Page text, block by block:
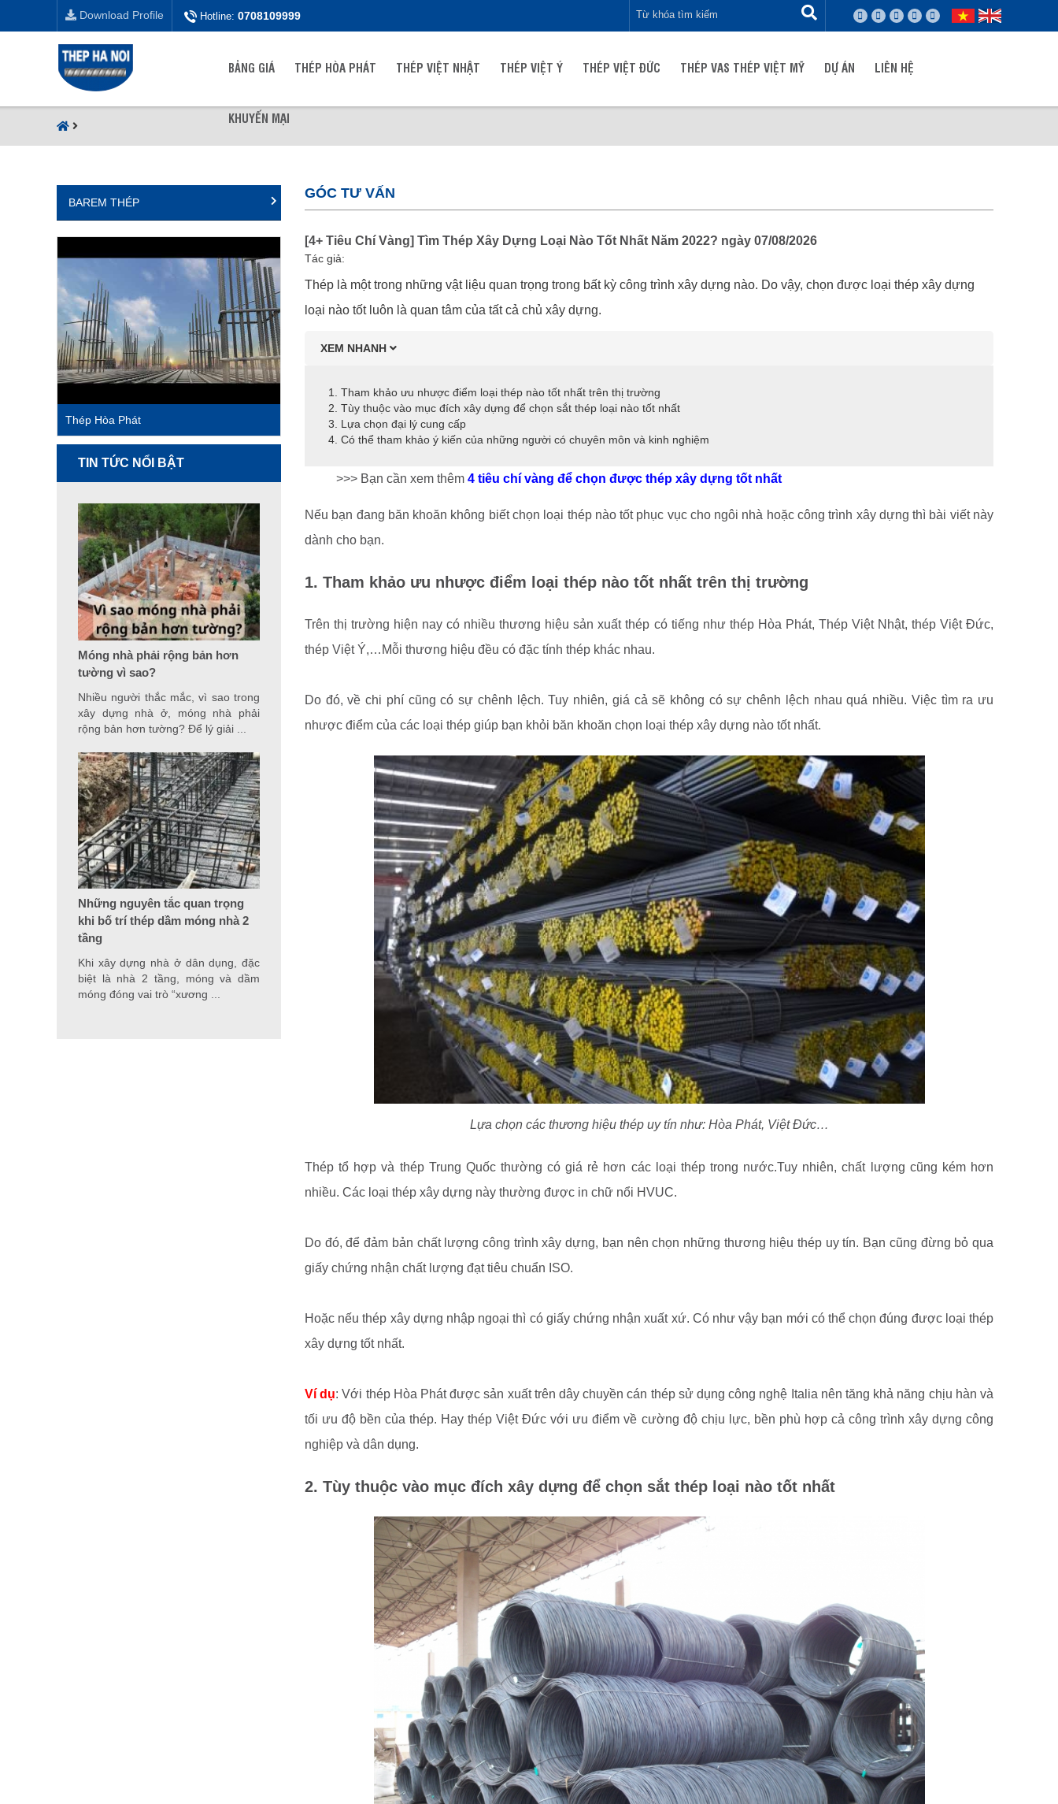
Download Profile Hotline: 0708109999
BẢNG GIÁ THÉP HÒA PHÁT THÉP VIỆT NHẬT THÉP VIỆT Ý THÉP VIỆT ĐỨC THÉP VAS THÉP VIỆT MỸ DỰ ÁN LIÊN HỆ
KHUYẾN MẠI
BAREM THÉP
Thép Hòa Phát
TIN TỨC NỔI BẬT
Móng nhà phải rộng bản hơn
tường vì sao?
Nhiều người thắc mắc, vì sao trong
xây dựng nhà ở, móng nhà phải
rộng bản hơn tường? Để lý giải ...
Những nguyên tắc quan trọng
khi bố trí thép dầm móng nhà 2
tầng
Khi xây dựng nhà ở dân dụng, đặc
biệt là nhà 2 tầng, móng và dầm
móng đóng vai trò “xương ...
GÓC TƯ VẤN
[4+ Tiêu Chí Vàng] Tìm Thép Xây Dựng Loại Nào Tốt Nhất Năm 2022? ngày 07/08/2026
Tác giả:
Thép là một trong những vật liệu quan trọng trong bất kỳ công trình xây dựng nào. Do vậy, chọn được loại thép xây dựng
loại nào tốt luôn là quan tâm của tất cả chủ xây dựng.
XEM NHANH
1. Tham khảo ưu nhược điểm loại thép nào tốt nhất trên thị trường
2. Tùy thuộc vào mục đích xây dựng để chọn sắt thép loại nào tốt nhất
3. Lựa chọn đại lý cung cấp
4. Có thể tham khảo ý kiến của những người có chuyên môn và kinh nghiệm
>>> Bạn cần xem thêm 4 tiêu chí vàng để chọn được thép xây dựng tốt nhất
Nếu bạn đang băn khoăn không biết chọn loại thép nào tốt phục vục cho ngôi nhà hoặc công trình xây dựng thì bài viết này
dành cho bạn.
1. Tham khảo ưu nhược điểm loại thép nào tốt nhất trên thị trường
Trên thị trường hiện nay có nhiều thương hiệu sản xuất thép có tiếng như thép Hòa Phát, Thép Việt Nhật, thép Việt Đức,
thép Việt Ý,…Mỗi thương hiệu đều có đặc tính thép khác nhau.
Do đó, về chi phí cũng có sự chênh lệch. Tuy nhiên, giá cả sẽ không có sự chênh lệch nhau quá nhiều. Việc tìm ra ưu
nhược điểm của các loại thép giúp bạn khỏi băn khoăn chọn loại thép xây dựng nào tốt nhất.
Lựa chọn các thương hiệu thép uy tín như: Hòa Phát, Việt Đức…
Thép tổ hợp và thép Trung Quốc thường có giá rẻ hơn các loại thép trong nước.Tuy nhiên, chất lượng cũng kém hơn
nhiều. Các loại thép xây dựng này thường được in chữ nổi HVUC.
Do đó, để đảm bản chất lượng công trình xây dựng, bạn nên chọn những thương hiệu thép uy tín. Bạn cũng đừng bỏ qua
giấy chứng nhận chất lượng đạt tiêu chuẩn ISO.
Hoặc nếu thép xây dựng nhập ngoại thì có giấy chứng nhận xuất xứ. Có như vậy bạn mới có thể chọn đúng được loại thép
xây dựng tốt nhất.
Ví dụ: Với thép Hòa Phát được sản xuất trên dây chuyền cán thép sử dụng công nghệ Italia nên tăng khả năng chịu hàn và
tối ưu độ bền của thép. Hay thép Việt Đức với ưu điểm về cường độ chịu lực, bền phù hợp cả công trình xây dựng công
nghiệp và dân dụng.
2. Tùy thuộc vào mục đích xây dựng để chọn sắt thép loại nào tốt nhất